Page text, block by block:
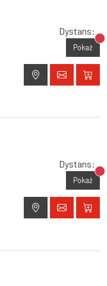
Dystans:
Pokaż
Dystans:
Pokaż